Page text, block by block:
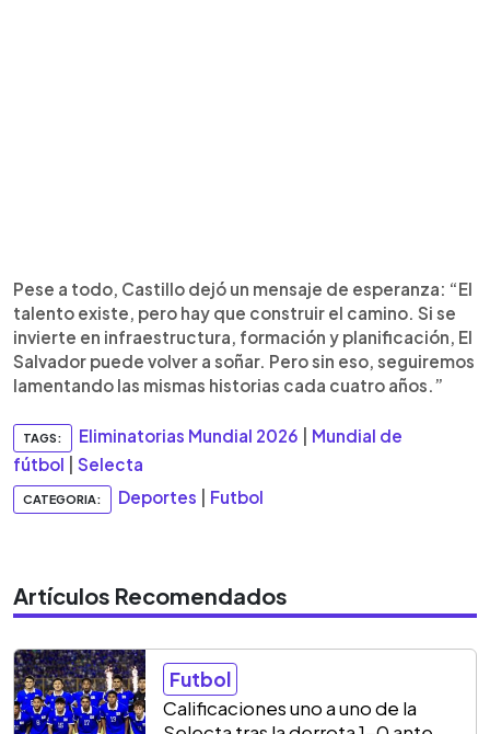
Pese a todo, Castillo dejó un mensaje de esperanza: “El
talento existe, pero hay que construir el camino. Si se
invierte en infraestructura, formación y planificación, El
Salvador puede volver a soñar. Pero sin eso, seguiremos
lamentando las mismas historias cada cuatro años.”
TAGS: Eliminatorias Mundial 2026
Mundial de
fútbol
Selecta
CATEGORIA: Deportes Futbol
Artículos Recomendados
Futbol
Calificaciones uno a uno de la